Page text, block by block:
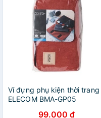
Ví đựng phụ kiện thời trang
ELECOM BMA-GP05
99.000 đ